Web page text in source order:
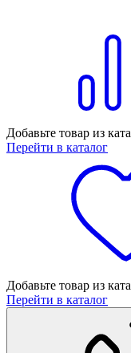
Добавьте товар из
Перейти в каталог
Добавьте товар из
Перейти в каталог